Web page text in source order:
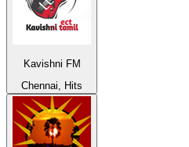
Kavishni FM
Chennai, Hits